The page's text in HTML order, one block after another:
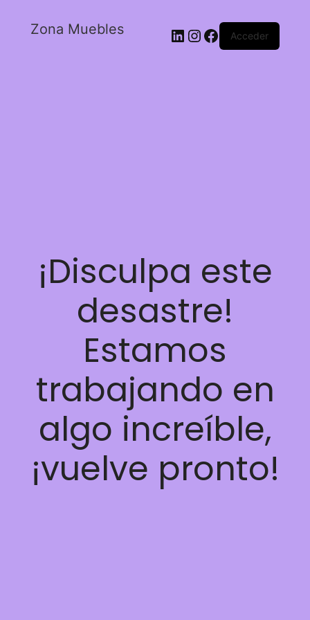
Zona Muebles Acceder
¡Disculpa este
desastre!
Estamos
trabajando en
algo increíble,
¡vuelve pronto!